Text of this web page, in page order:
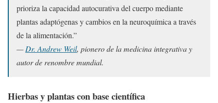
prioriza la capacidad autocurativa del cuerpo mediante
plantas adaptógenas y cambios en la neuroquímica a través
de la alimentación.”
—Dr. Andrew Weil, pionero de la medicina integrativa y
autor de renombre mundial.
Hierbas y plantas con base científica